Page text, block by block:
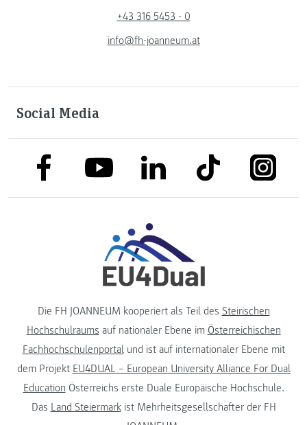
+43 316 5453 - 0
info@fh-joanneum.at
Social Media
link to facebooklink to youtubelink to linkedinlink to tiktok
Die FH JOANNEUM kooperiert als Teil des Steirischen
Hochschulraums auf nationaler Ebene im Österreichischen
Fachhochschulenportalund ist auf internationaler Ebene mit
dem Projekt EU4DUAL – European University Alliance For Dual
Education Österreichs erste Duale Europäische Hochschule.
Das Land Steiermarkist Mehrheitsgesellschafter der FH